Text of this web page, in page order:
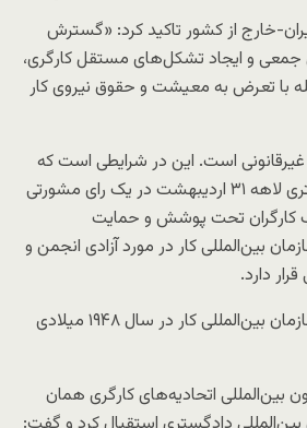
خارج از کشور تاکید کرد: «گسترش
و ایجاد تشکل‌های مستقل کارگری،
با تعرض به معیشت و حقوق نیروی کار
غیرقانونی است. این در شرایطی است که
دیوان بین‌المللی دادگستری لاهه ۳۱ اردیبهشت در یک رای مشورتی
کارگران تحت پوشش و حمایت
شماره ۸۷ سازمان بین‌المللی کار در مورد آزادی انجمن و
دارد.
مقاوله‌نامه شماره ۸۷ سازمان بین‌المللی کار در سال ۱۹۴۸ میلادی
بین‌المللی اتحادیه‌های کارگری همان